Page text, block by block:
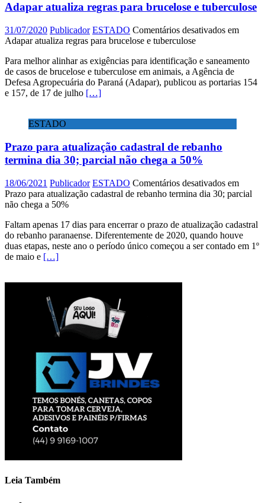
Adapar atualiza regras para brucelose e tuberculose
31/07/2020 Publicador ESTADO Comentários desativados em
Adapar atualiza regras para brucelose e tuberculose
Para melhor alinhar as exigências para identificação e saneamento
de casos de brucelose e tuberculose em animais, a Agência de
Defesa Agropecuária do Paraná (Adapar), publicou as portarias 154
e 157, de 17 de julho […]
ESTADO
Prazo para atualização cadastral de rebanho
termina dia 30; parcial não chega a 50%
18/06/2021 Publicador ESTADO Comentários desativados em
Prazo para atualização cadastral de rebanho termina dia 30; parcial
não chega a 50%
Faltam apenas 17 dias para encerrar o prazo de atualização cadastral
do rebanho paranaense. Diferentemente de 2020, quando houve
duas etapas, neste ano o período único começou a ser contado em 1º
de maio e […]
Leia Também